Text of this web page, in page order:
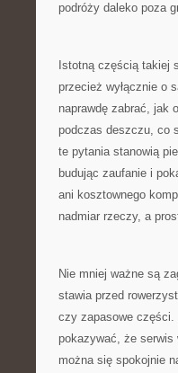
podróży daleko poza
Istotną częścią takiej
przecież wyłącznie o
naprawdę zabrać, jak
podczas deszczu, co
te pytania stanowią
budując zaufanie i
ani kosztownego
nadmiar rzeczy, a
Nie mniej ważne są
stawia przed
czy zapasowe części.
pokazywać, że
można się spokojnie